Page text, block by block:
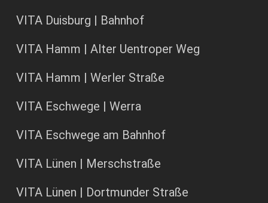
VITA Duisburg | Bahnhof
VITA Hamm | Alter Uentroper Weg
VITA Hamm | Werler Straße
VITA Eschwege | Werra
VITA Eschwege am Bahnhof
VITA Lünen | Merschstraße
VITA Lünen | Dortmunder Straße